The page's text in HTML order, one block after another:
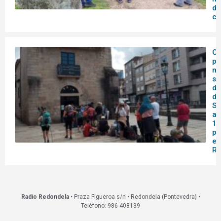
O
de
14
en
Radio Redondela• Praza Figueroa s/n • Redondela (Pontevedra) •
Teléfono: 986 408139